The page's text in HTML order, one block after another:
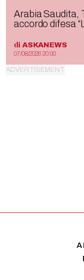
Arabia Saudita,
accordo difesa
di ASKANEWS
07/08/2026 20:00